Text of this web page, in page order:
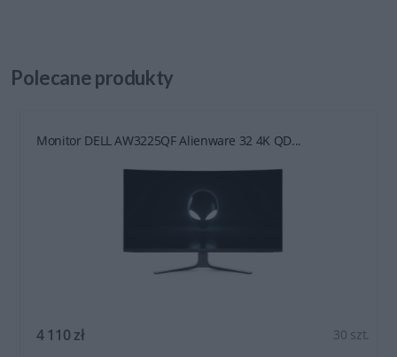
Polecaneprodukty
Monitor DELL AW3225QF Alienware 32 4K QD...
4 110 zł 30 szt.